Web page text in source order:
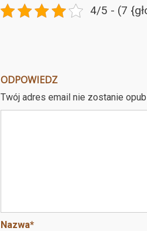
4/5 - (7
ODPOWIEDZ
Twój adres email nie zostanie
Nazwa*